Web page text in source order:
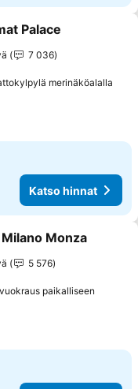
Palace
7 036
merinäköalalla
Katso hinnat
Milano Monza
5 576
paikalliseen